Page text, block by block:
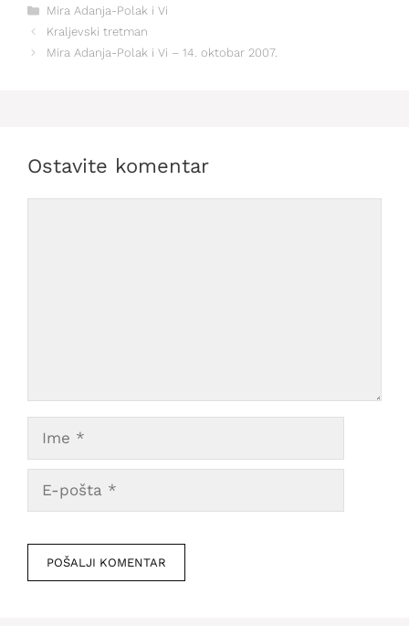
Kategorije
Mira Adanja-Polak i Vi
Kraljevski tretman
Mira Adanja-Polak i Vi – 14. oktobar 2007.
Ostavite komentar
pošta
mesto